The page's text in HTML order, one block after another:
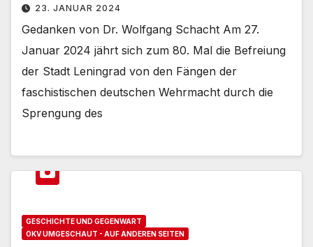
23. JANUAR 2024
Gedanken von Dr. Wolfgang Schacht Am 27.
Januar 2024 jährt sich zum 80. Mal die Befreiung
der Stadt Leningrad von den Fängen der
faschistischen deutschen Wehrmacht durch die
Sprengung des
GESCHICHTE UND GEGENWART
OKV UMGESCHAUT - AUF ANDEREN SEITEN